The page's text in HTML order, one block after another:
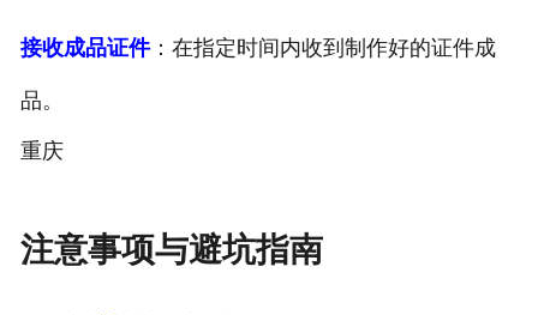
接收成品证件：在指定时间内收到制作好的证件成
品。
重庆
注意事项与避坑指南